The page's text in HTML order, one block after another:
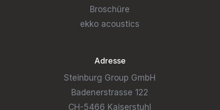
Broschüre
ekko acoustics
Adresse
Steinburg Group GmbH
Badenerstrasse 122
CH-5466 Kaiserstuhl